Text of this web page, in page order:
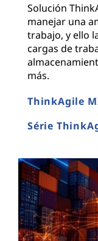
Solución
manejar una
trabajo, y ello
cargas de
más.
ThinkAgile
Série